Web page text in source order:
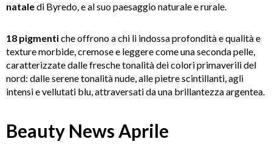
nataledi Byredo, e al suo paesaggio naturale e rurale.
18 pigmentiche offrono a chi li indossa profondità e qualità e
texture morbide, cremose e leggere come una seconda pelle,
caratterizzate dalle fresche tonalità dei colori primaverili del
nord: dalle serene tonalità nude, alle pietre scintillanti, agli
intensi e vellutati blu, attraversati da una brillantezza argentea.
Beauty News Aprile